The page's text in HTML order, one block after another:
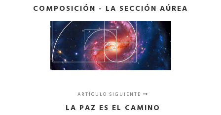
COMPOSICIÓN - LA SECCIÓN AÚREA
ARTÍCULO SIGUIENTE
LA PAZ ES EL CAMINO